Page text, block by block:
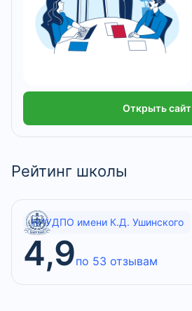
Открыть сайт
Рейтинг школы
НИУДПО имени К.Д. Ушинского
4,9по 53 отзывам